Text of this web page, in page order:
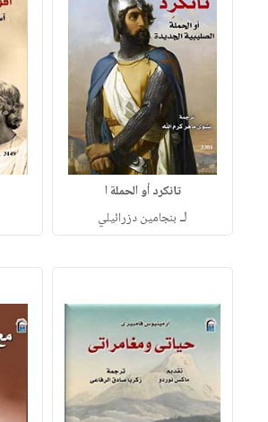
تانكرد أو الحملة ا
لـ بنجامين دزرائيلي